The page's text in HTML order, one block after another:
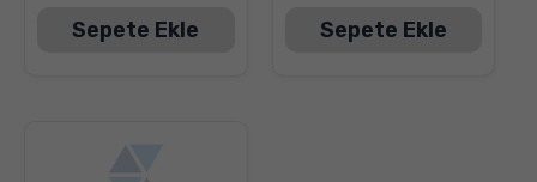
Sepete Ekle Sepete Ekle